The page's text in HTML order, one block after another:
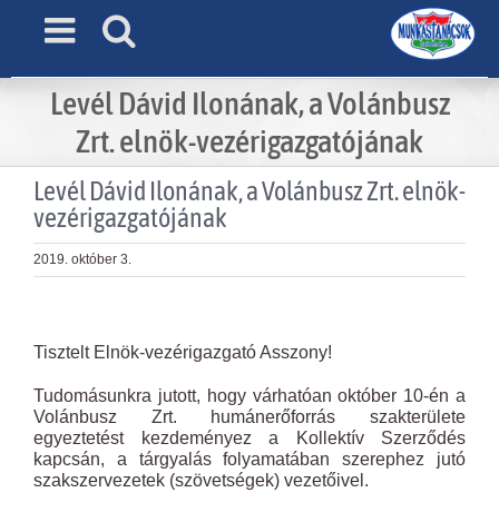
Levél Dávid Ilonának, a Volánbusz
Zrt. elnök-vezérigazgatójának
Levél Dávid Ilonának, a Volánbusz Zrt. elnök-
vezérigazgatójának
2019. október 3.
Image
Tisztelt Elnök-vezérigazgató Asszony!
Tudomásunkra jutott, hogy várhatóan október 10-én a
Volánbusz Zrt. humánerőforrás szakterülete
egyeztetést kezdeményez a Kollektív Szerződés
kapcsán, a tárgyalás folyamatában szerephez jutó
szakszervezetek (szövetségek) vezetőivel.